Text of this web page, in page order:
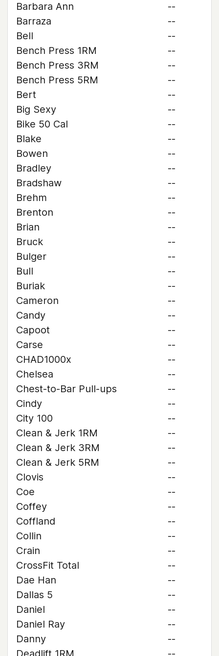
Barbara Ann
--
Barraza
--
Bell
--
Bench Press 1RM
--
Bench Press 3RM
--
Bench Press 5RM
--
Bert
--
Big Sexy
--
Bike 50 Cal
--
Blake
--
Bowen
--
Bradley
--
Bradshaw
--
Brehm
--
Brenton
--
Brian
--
Bruck
--
Bulger
--
Bull
--
Buriak
--
Cameron
--
Candy
--
Capoot
--
Carse
--
CHAD1000x
--
Chelsea
--
Chest-to-Bar Pull-ups
--
Cindy
--
City 100
--
Clean & Jerk 1RM
--
Clean & Jerk 3RM
--
Clean & Jerk 5RM
--
Clovis
--
Coe
--
Coffey
--
Coffland
--
Collin
--
Crain
--
CrossFit Total
--
Dae Han
--
Dallas 5
--
Daniel
--
Daniel Ray
--
Danny
--
Deadlift 1RM
--